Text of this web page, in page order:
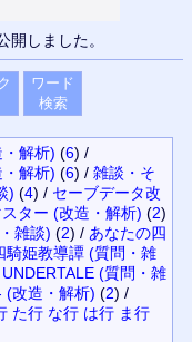
開しました。
ワード
検索
・解析) (6) /
・解析) (6) / 雑談・そ
) (4) / セーブデータ改
ター (改造・解析) (2)
雑談) (2) / あなたの四
騎姫教導譚 (質問・雑
UNDERTALE (質問・雑
(改造・解析) (2) /
た行 な行 は行 ま行